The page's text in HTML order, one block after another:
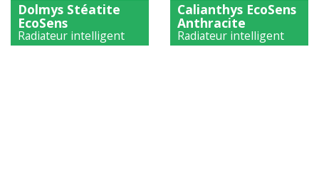
Dolmys Stéatite
EcoSens
Radiateur intelligent
Calianthys EcoSens
Anthracite
Radiateur intelligent